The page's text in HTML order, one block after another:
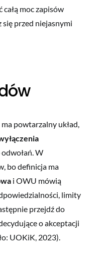
moc zapisów
przed niejasnymi
powtarzalny układ,
W
bo definicja ma
i OWU mówią
limity
przejdź do
o akceptacji
UOKiK, 2023).